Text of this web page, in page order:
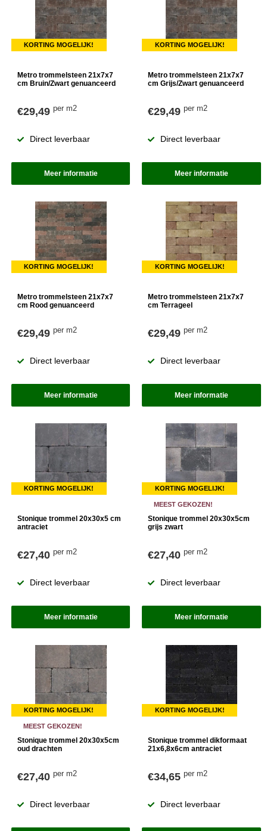
KORTING MOGELIJK!
Metro trommelsteen 21x7x7
cm Bruin/Zwart genuanceerd
€29,49 per m2
Direct leverbaar
Meer informatie
KORTING MOGELIJK!
Metro trommelsteen 21x7x7
cm Grijs/Zwart genuanceerd
€29,49per m2
Direct leverbaar
Meer informatie
KORTING MOGELIJK!
Metro trommelsteen 21x7x7
cm Rood genuanceerd
€29,49 per m2
Direct leverbaar
Meer informatie
KORTING MOGELIJK!
Metro trommelsteen 21x7x7
cm Terrageel
€29,49per m2
Direct leverbaar
Meer informatie
KORTING MOGELIJK!
Stonique trommel 20x30x5 cm
antraciet
€27,40 per m2
Direct leverbaar
Meer informatie
KORTING MOGELIJK!
MEEST GEKOZEN!
Stonique trommel 20x30x5cm
grijs zwart
€27,40per m2
Direct leverbaar
Meer informatie
KORTING MOGELIJK!
MEEST GEKOZEN!
Stonique trommel 20x30x5cm
oud drachten
€27,40 per m2
Direct leverbaar
KORTING MOGELIJK!
Stonique trommel dikformaat
21x6,8x6cm antraciet
€34,65per m2
Direct leverbaar